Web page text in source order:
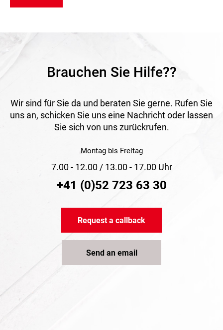
Brauchen Sie Hilfe??
Wir sind für Sie da und beraten Sie gerne. Rufen Sie
uns an, schicken Sie uns eine Nachricht oder lassen
Sie sich von uns zurückrufen.
Montag bis Freitag
7.00 - 12.00 / 13.00 - 17.00 Uhr
+41 (0)52 723 63 30
Request a callback
Send an email